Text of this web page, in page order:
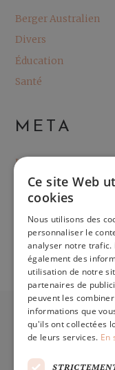
Berger Australien
Divers
Éducation
Santé
META
Log in
Entries feed
Comments feed
WordPress.org
Ce site Web
cookies
Nous utilisons des
personnaliser le
analyser notre trafic.
également des
utilisation de notre
partenaires de
peuvent les
informations que
qu'ils ont collectées
de leurs services. En